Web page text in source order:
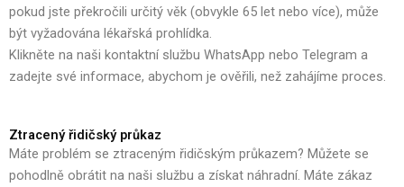
pokud jste překročili určitý věk (obvykle 65 let nebo více), může
být vyžadována lékařská prohlídka.
Klikněte na naši kontaktní službu WhatsApp nebo Telegram a
zadejte své informace, abychom je ověřili, než zahájíme proces.
Ztracený řidičský průkaz
Máte problém se ztraceným řidičským průkazem? Můžete se
pohodlně obrátit na naši službu a získat náhradní. Máte zákaz